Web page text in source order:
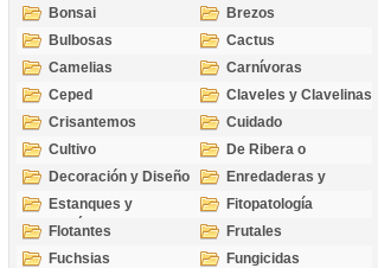
Rododendros
Bonsai
Brezos
Bulbosas
Cactus
Camelias
Carnívoras
Ceped
Claveles y Clavelinas
Crisantemos
Cuidado
Cultivo
De Ribera o
Palustres
Decoración y Diseño
Enredaderas y
cubresuelos
Estanques y
Acuáticas
Fitopatología
Flotantes
Frutales
Fuchsias
Fungicidas